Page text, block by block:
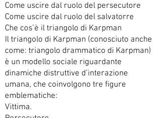
Come uscire dal ruolo del persecutore
Come uscire dal ruolo del salvatorre
Che cos’è il triangolo di Karpman
Il triangolo di Karpman (conosciuto anche
come: triangolo drammatico di Karpman)
è un modello sociale riguardante
dinamiche distruttive d’interazione
umana, che coinvolgono tre figure
emblematiche:
Vittima.